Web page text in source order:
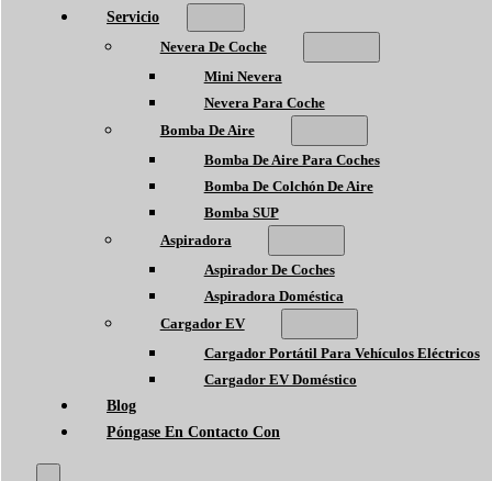
Servicio
Nevera De Coche
Mini Nevera
Nevera Para Coche
Bomba De Aire
Bomba De Aire Para Coches
Bomba De Colchón De Aire
Bomba SUP
Aspiradora
Aspirador De Coches
Aspiradora Doméstica
Cargador EV
Cargador Portátil Para Vehículos Eléctricos
Cargador EV Doméstico
Blog
Póngase En Contacto Con